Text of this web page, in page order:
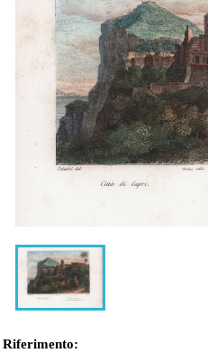
Riferimento: